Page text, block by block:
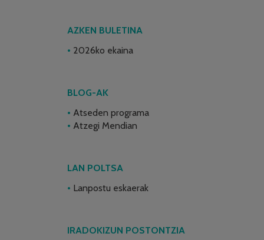
AZKEN BULETINA
2026ko ekaina
BLOG-AK
Atseden programa
Atzegi Mendian
LAN POLTSA
Lanpostu eskaerak
IRADOKIZUN POSTONTZIA